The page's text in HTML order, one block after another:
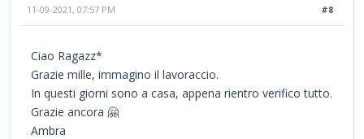
#8
11-09-2021, 07:57 PM
Ciao Ragazz*
Grazie mille, immagino il lavoraccio.
In questi giorni sono a casa, appena rientro verifico tutto.
Grazie ancora 🤗
Ambra